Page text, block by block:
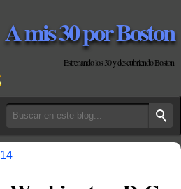
A mis 30 por Boston
Estrenando los 30 y descubriendo Boston